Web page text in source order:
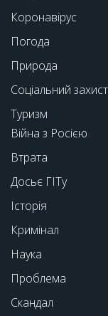
Коронавірус
Погода
Природа
Соціальний захист
Туризм
Війна з Росією
Втрата
Досьє ГІТу
Історія
Кримінал
Наука
Проблема
Скандал